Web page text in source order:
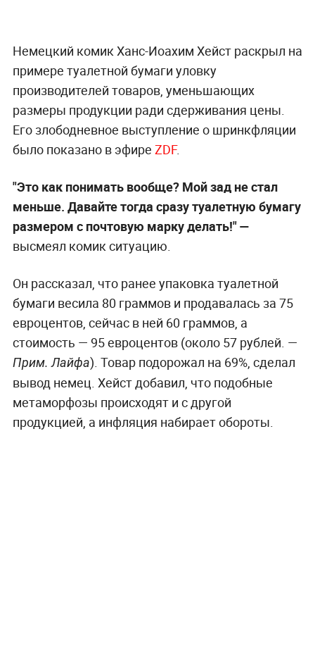
Немецкий комик Ханс-Иоахим Хейст раскрыл на
примере туалетной бумаги уловку
производителей товаров, уменьшающих
размеры продукции ради сдерживания цены.
Его злободневное выступление о шринкфляции
было показано в эфире ZDF.
"Это как понимать вообще? Мой зад не стал
меньше. Давайте тогда сразу туалетную бумагу
размером с почтовую марку делать!" —
высмеял комик ситуацию.
Он рассказал, что ранее упаковка туалетной
бумаги весила 80 граммов и продавалась за 75
евроцентов, сейчас в ней 60 граммов, а
стоимость — 95 евроцентов (около 57 рублей. —
Прим. Лайфа). Товар подорожал на 69%, сделал
вывод немец. Хейст добавил, что подобные
метаморфозы происходят и с другой
продукцией, а инфляция набирает обороты.